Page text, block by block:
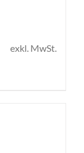
exkl. MwSt.